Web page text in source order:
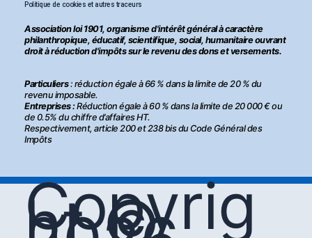
Politique de cookies et autres traceurs
Association loi 1901, organisme d'intérêt général à caractère
philanthropique, éducatif, scientifique, social, humanitaire ouvrant
droit à réduction d'impôts sur le revenu des dons et versements.
Particuliers: réduction égale à 66 % dans la limite de 20 % du
revenu imposable.
Entreprises :Réduction égale à 60 % dans la limite de 20 000 € ou
de 0.5% du chiffre d’affaires HT.
Respectivement, article 200 et 238 bis du Code Général des
Impôts
Copyrig